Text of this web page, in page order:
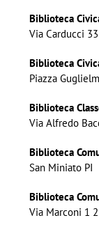
Biblioteca
Via Carducci
Biblioteca
Piazza
Biblioteca
Via Alfredo
Biblioteca
San Miniato PI
Biblioteca
Via Marconi 1